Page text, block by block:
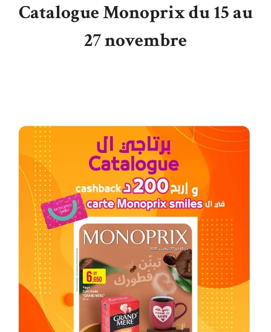
Catalogue Monoprix du 15 au
27 novembre